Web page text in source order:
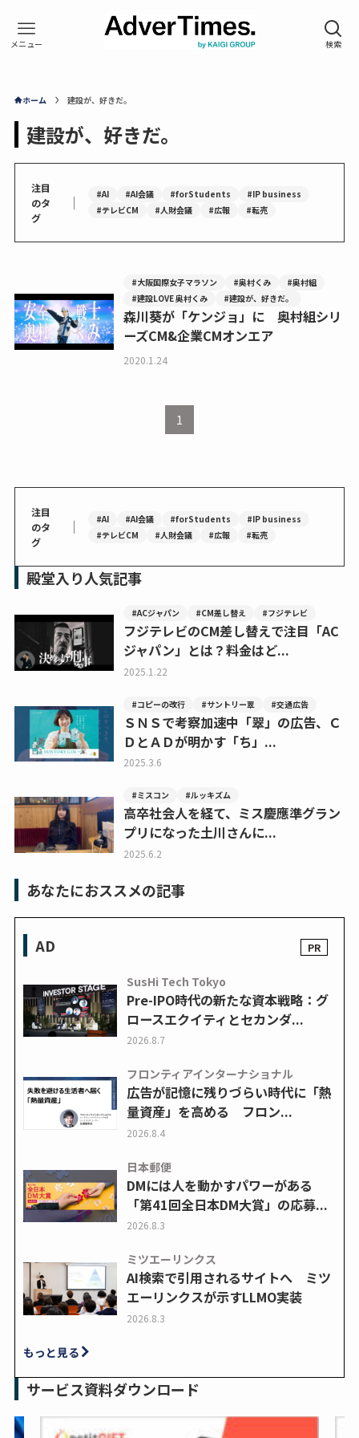
ホーム 建設が、好きだ。
建設が、好きだ。
注目
のタ
グ
｜ #AI #AI会議 #forStudents
#IP business
#テレビCM
#人財会議 #広報 #転売
#大阪国際女子マラソン #奥村くみ
#奥村組
#建設LOVE 奥村くみ
#建設が、好きだ。
森川葵が「ケンジョ」に 奥村組シリ
ーズCM&企業CMオンエア
2020.1.24
1
注目
のタ
グ
｜ #AI #AI会議 #forStudents
#IP business
#テレビCM
#人財会議 #広報 #転売
殿堂入り人気記事
#ACジャパン #CM差し替え #フジテレビ
フジテレビのCM差し替えで注目「AC
ジャパン」とは？料金はど...
2025.1.22
#コピーの改行 #サントリー翠 #交通広告
ＳＮＳで考察加速中「翠」の広告、Ｃ
ＤとＡＤが明かす「ち」...
2025.3.6
#ミスコン #ルッキズム
高卒社会人を経て、ミス慶應準グラン
プリになった土川さんに...
2025.6.2
あなたにおススメの記事
AD
SusHi Tech Tokyo
Pre-IPO時代の新たな資本戦略：グ
ロースエクイティとセカンダ...
2026.8.7
フロンティアインターナショナル
広告が記憶に残りづらい時代に「熱
量資産」を高める フロン...
2026.8.4
日本郵便
DMには人を動かすパワーがある
「第41回全日本DM大賞」の応募...
2026.8.3
ミツエーリンクス
AI検索で引用されるサイトへ ミツ
エーリンクスが示すLLMO実装
2026.8.3
もっと見る
サービス資料ダウンロード